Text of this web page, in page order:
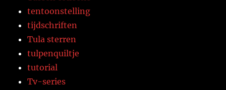
tentoonstelling
tijdschriften
Tula sterren
tulpenquiltje
tutorial
Tv-series